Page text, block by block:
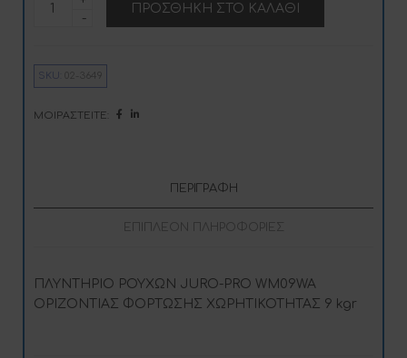
PRO
ΠΡΟΣΘΉΚΗ ΣΤΟ ΚΑΛΆΘΙ
SKU:
ΜΟΙΡΑΣΤΕΊΤΕ:
ΠΕΡΙΓΡΑΦΉ
ΕΠΙΠΛΈΟΝ ΠΛΗΡΟΦΟΡΊΕΣ
ΠΛΥΝΤΗΡΙΟ ΡΟΥΧΩΝ JURO-PRO WM09WA
ΟΡΙΖΟΝΤΙΑΣ ΦΟΡΤΩΣΗΣ ΧΩΡΗΤΙΚΟΤΗΤΑΣ 9 kgr